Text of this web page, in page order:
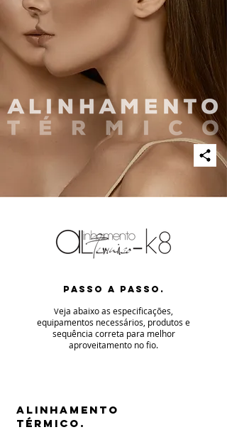
PASSO A PASSO.
Veja abaixo as especificações,
equipamentos necessários, produtos e
sequência correta para melhor
aproveitamento no fio.
ALINHAMENTO
TÉRMICO.